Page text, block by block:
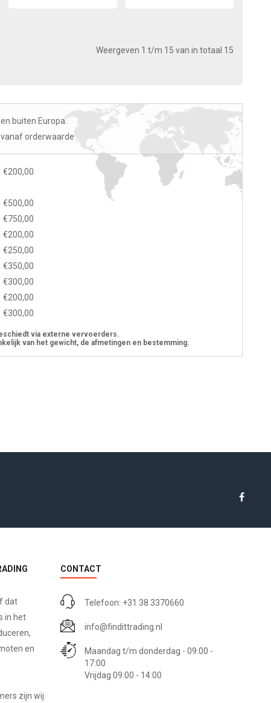
Weergeven 1 t/m 15 van in totaal 15
buiten Europa.
orderwaarde
€200,00
€500,00
€750,00
€200,00
€250,00
€350,00
€300,00
€200,00
€300,00
via externe vervoerders.
van het gewicht, de afmetingen en bestemming.
dat
in het
en
zijn wij
CONTACT
Telefoon: +31 38 3370660
info@findittrading.nl
Maandag t/m donderdag - 09:00 -
17:00
Vrijdag 09:00 - 14:00